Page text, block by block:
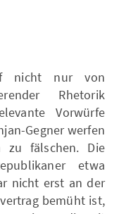
nicht nur von
Rhetorik
Vorwürfe
Gegner werfen
zu fälschen. Die
etwa
nicht erst an der
bemüht ist,